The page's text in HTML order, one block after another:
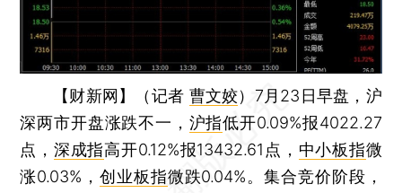
【财新网】（记者 曹文姣） 7月23日早盘，沪
深两市开盘涨跌不一， 沪指低开0.09%报4022.27
点， 深成指高开0.12%报13432.61点， 中小板指微
涨0.03%，创业板指微跌0.04%。集合竞价阶段，